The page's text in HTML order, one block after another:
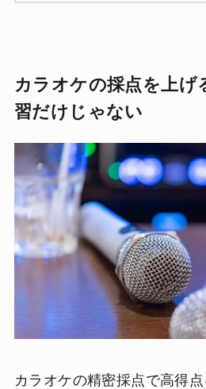
カラオケの採点を上げ
習だけじゃない
カラオケの精密採点で高得